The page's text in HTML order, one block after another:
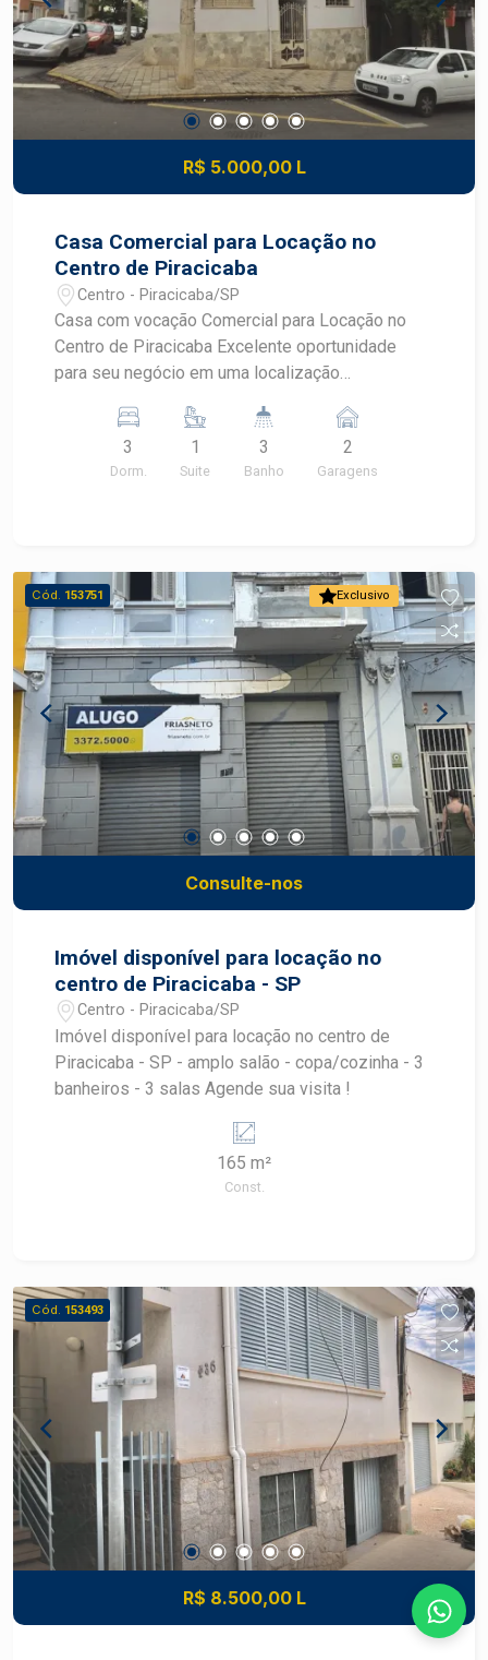
R$ 5.000,00 L
Casa Comercial para Locação no
Centro de Piracicaba
Centro - Piracicaba/SP
Casa com vocação Comercial para Locação no
Centro de Piracicaba Excelente oportunidade
para seu negócio em uma localização
Características do imóvel: 4 dormitórios com
armários planejados, sendo 1 suíte, ideais para
uso como salas comerciais, escritórios ou
perfeita para apoio interno ou copa Área de luz,
proporcionando ventilação e luminosidade
Despensa para armazenamento de materiais ou
arquivos Quintal com churrasqueira, ideal como
espaço de convivência ou pausa para
colaboradores 2 vagas de garagem, oferecendo
comodidade e praticidade Imóvel versátil, ideal
para clínicas, escritórios, escolas de idiomas,
entre outras atividades.
3
Dorm.
1
Suite
3
Banho
2
Garagens
Exclusivo
Cód. 153751
Consulte-nos
Imóvel disponível para locação no
centro de Piracicaba - SP
Centro - Piracicaba/SP
Imóvel disponível para locação no centro de
Piracicaba - SP - amplo salão - copa/cozinha - 3
banheiros - 3 salas Agende sua visita !
165 m²
Const.
Cód. 153493
R$ 8.500,00 L